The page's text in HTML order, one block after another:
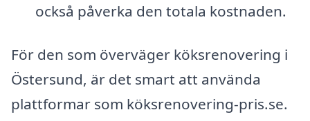
också påverka den totala kostnaden.
För den som överväger köksrenovering i
Östersund, är det smart att använda
plattformar som köksrenovering-pris.se.